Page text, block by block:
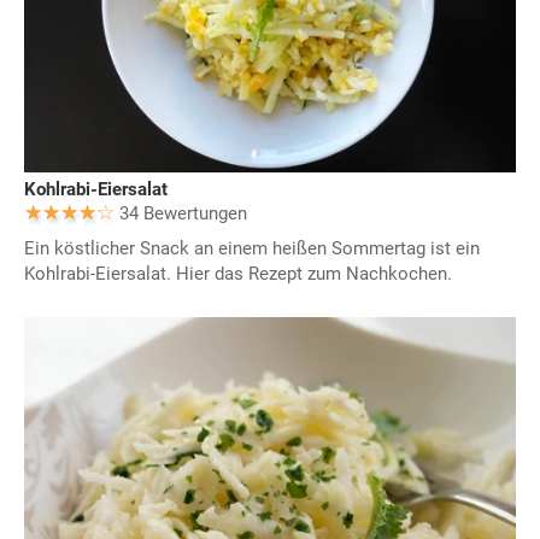
Kohlrabi-Eiersalat
34 Bewertungen
Ein köstlicher Snack an einem heißen Sommertag ist ein
Kohlrabi-Eiersalat. Hier das Rezept zum Nachkochen.